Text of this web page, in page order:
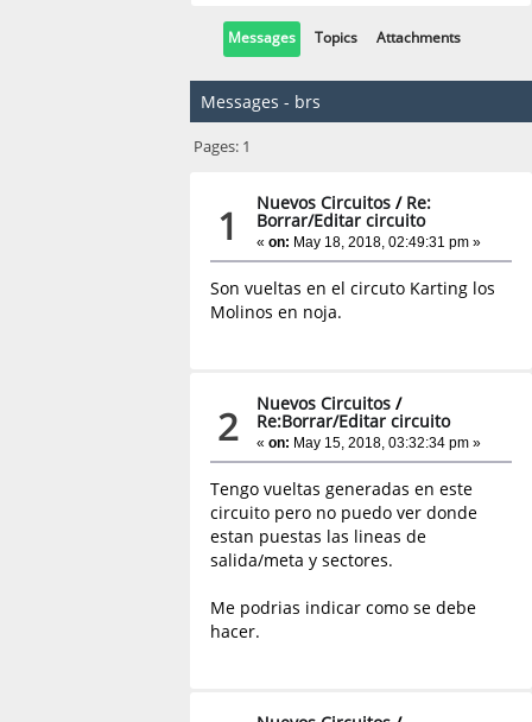
Messages Topics Attachments
Messages - brs
Pages: 1
1 Nuevos Circuitos / Re:
Borrar/Editar circuito
«on: May 18, 2018, 02:49:31 pm »
Son vueltas en el circuto Karting los
Molinos en noja.
2 Nuevos Circuitos /
Re:Borrar/Editar circuito
«on: May 15, 2018, 03:32:34 pm »
Tengo vueltas generadas en este
circuito pero no puedo ver donde
estan puestas las lineas de
salida/meta y sectores.
Me podrias indicar como se debe
hacer.